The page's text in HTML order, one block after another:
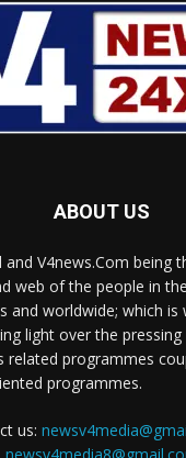
ABOUT US
and V4news.Com being
web of the people in
and worldwide; which
light over the
related programmes
programmes.
us: